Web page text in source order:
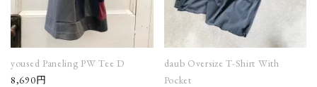
yoused Paneling PW Tee D
8,690円
daub Oversize T-Shirt With
Pocket